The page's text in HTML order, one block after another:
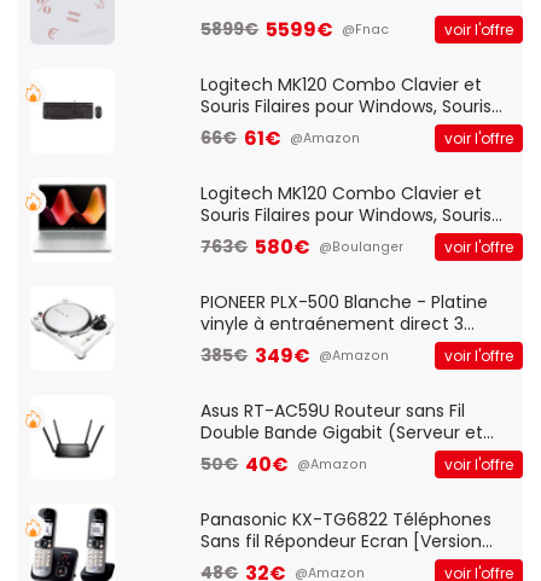
5899€ 5599€ @Fnac voir l'offre
Logitech MK120 Combo Clavier et
Souris Filaires pour Windows, Souris
Optique Filaire, Connexion USB Plug
And Play, Confortable, Taille
QWERTY UK - Noir
66€ 61€ @Amazon voir l'offre
Logitech MK120 Combo Clavier et
Souris Filaires pour Windows, Souris
Optique Filaire, Connexion USB Plug
And Play, Confortable, Taille
QWERTY UK - Noir
763€ 580€ @Boulanger voir l'offre
PIONEER PLX-500 Blanche - Platine
vinyle à entraénement direct 3
vitesses (33-45-78 trs/min) avec
pre-ampli intégré et port USB
385€ 349€ @Amazon voir l'offre
Asus RT-AC59U Routeur sans Fil
Double Bande Gigabit (Serveur et
Client VPN, Triple Vlan, Mode Point
d'accès et Bridge, contrôle Parental,
50€ 40€ @Amazon voir l'offre
Panasonic KX-TG6822 Téléphones
Sans fil Répondeur Ecran [Version
Française]
48€ 32€ @Amazon voir l'offre